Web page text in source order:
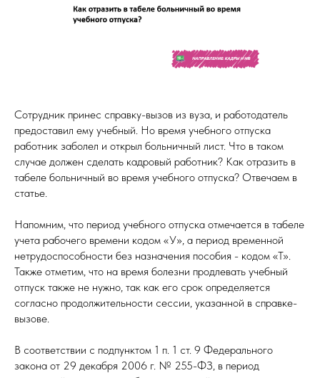
Сотрудник принес справку-вызов из вуза, и работодатель
предоставил ему учебный. Но время учебного отпуска
работник заболел и открыл больничный лист. Что в таком
случае должен сделать кадровый работник? Как отразить в
табеле больничный во время учебного отпуска? Отвечаем в
статье.
Напомним, что период учебного отпуска отмечается в табеле
учета рабочего времени кодом «У», а период временной
нетрудоспособности без назначения пособия - кодом «Т».
Также отметим, что на время болезни продлевать учебный
отпуск также не нужно, так как его срок определяется
согласно продолжительности сессии, указанной в справке-
вызове.
В соответствии с подпунктом 1 п. 1 ст. 9 Федерального
закона от 29 декабря 2006 г. № 255-ФЗ, в период